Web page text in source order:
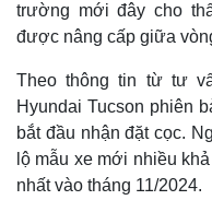
trường mới đây cho
được nâng cấp giữa
Theo thông tin từ tư
Hyundai Tucson phiên
bắt đầu nhận đặt cọc.
lộ mẫu xe mới nhiều
nhất vào tháng 11/2024.